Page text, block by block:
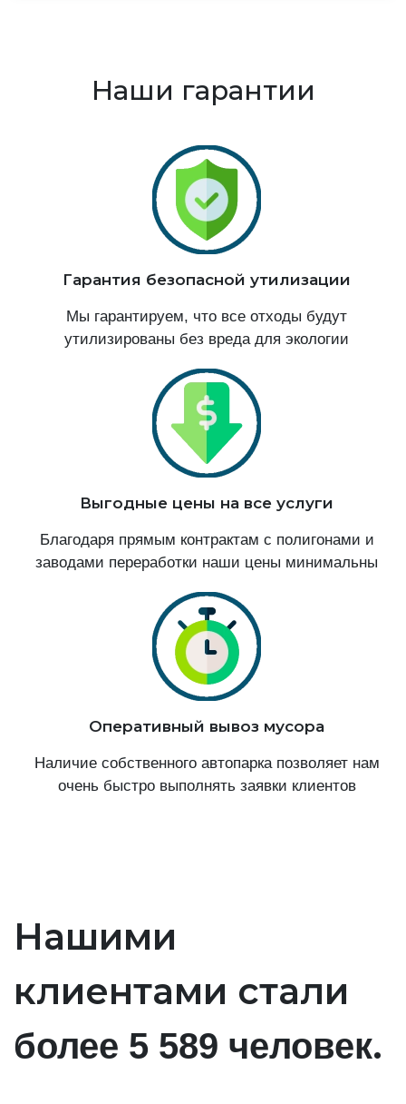
Наши гарантии
Гарантия безопасной утилизации
Мы гарантируем, что все отходы будут
утилизированы без вреда для экологии
Выгодные цены на все услуги
Благодаря прямым контрактам с полигонами и
заводами переработки наши цены минимальны
Оперативный вывоз мусора
Наличие собственного автопарка позволяет нам
очень быстро выполнять заявки клиентов
Нашими
клиентами стали
более 5 589 человек.